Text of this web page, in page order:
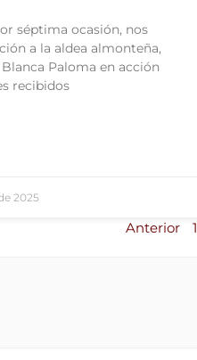
séptima ocasión, nos
a la aldea almonteña,
Paloma en acción
recibidos
2025
Anterior 1